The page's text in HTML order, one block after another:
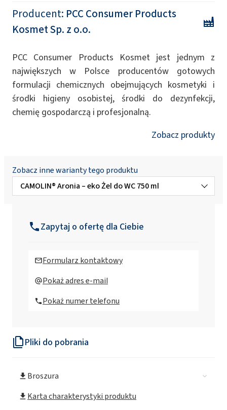
Pliki do pobrania
Broszura
Karta charakterystyki produktu
Producent: PCC Consumer Products
Kosmet Sp. z o.o.
PCC Consumer Products Kosmet jest jednym z
największych w Polsce producentów gotowych
formulacji chemicznych obejmujących kosmetyki i
środki higieny osobistej, środki do dezynfekcji,
chemię gospodarczą i profesjonalną.
Zobacz produkty
Zobacz inne warianty tego produktu
CAMOLIN® Aronia – eko Żel do WC 750 ml
CAMOLIN® Gruszka & Agrest - eko Płyn do
CAMOLIN® Nawilżające i łagodzące mydło w
CAMOLIN® Nawilżający żel pod prysznic o
zapachu mirabelki 265ml
Zapytaj o ofertę dla Ciebie
Formularz kontaktowy
Pokaż adres e-mail
Pokaż numer telefonu